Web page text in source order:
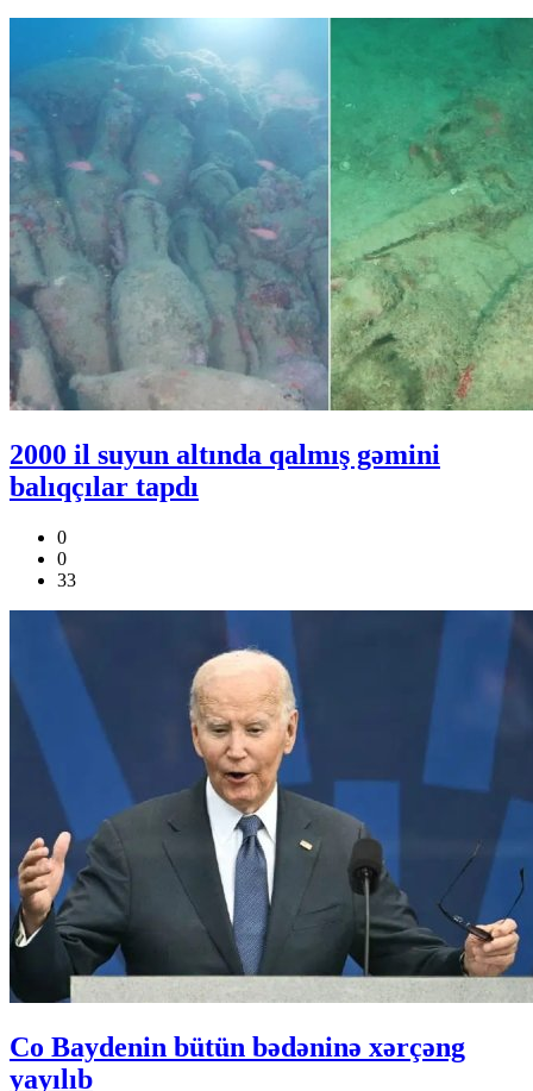
2000 il suyun altında qalmış gəmini
balıqçılar tapdı
0
0
33
Co Baydenin bütün bədəninə xərçəng
yayılıb